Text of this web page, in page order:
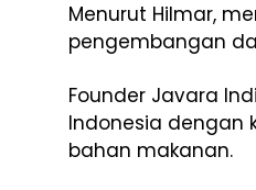
Menurut Hilmar,
pengembangan
Founder Javara
Indonesia dengan
bahan makanan.